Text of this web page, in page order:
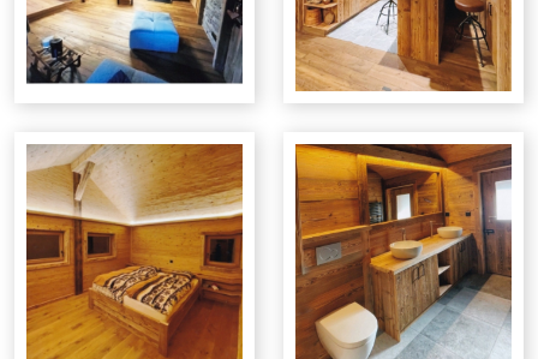
Paradis Perdus
Crans-Montana
Cernet
La Tzoumaz
Binii - route de la Motone
Aménagements intérieurs